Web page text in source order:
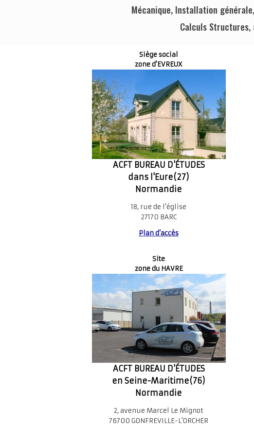
Mécanique, Installation
Calculs Structures,
Siège social
zone d'EVREUX
ACFT BUREAU D'ÉTUDES
dans l'Eure(27)
Normandie
18, rue de l'église
27170 BARC
Plan d’accès
Site
zone du HAVRE
ACFT BUREAU D'ÉTUDES
en Seine-Maritime(76)
Normandie
2, avenue Marcel Le Mignot
76700 GONFREVILLE-L’ORCHER